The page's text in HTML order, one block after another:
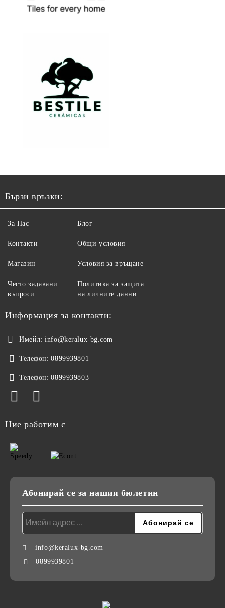
Бързи връзки:
За Нас
Контакти
Магазин
Често задавани
въпроси
Блог
Общи условия
Условия за връщане
Политика за защита
на личните данни
Информация за контакти:
Имейл: info@keralux-bg.com
Телефон: 0899939801
Телефон: 0899939803
Ние работим с
Абонирай се за нашия бюлетин
info@keralux-bg.com
0899939801